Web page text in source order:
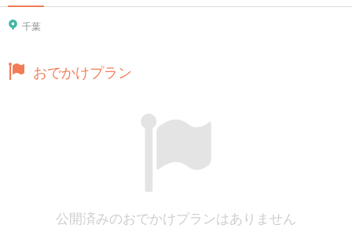
千葉
おでかけプラン
公開済みのおでかけプランはありません